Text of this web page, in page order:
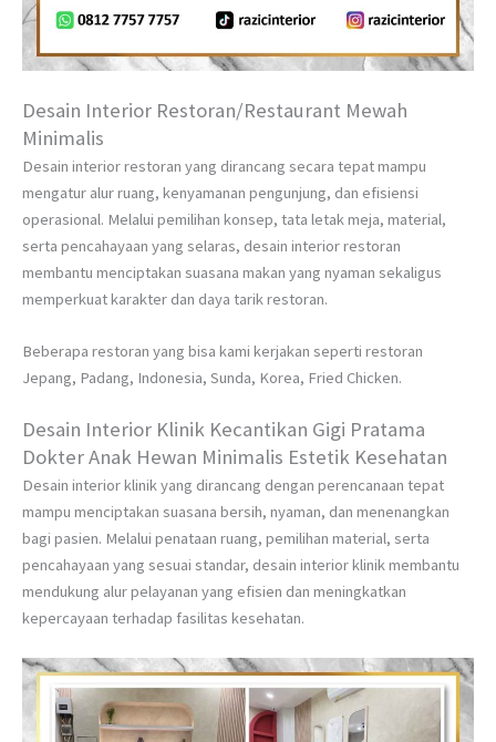
Desain Interior Restoran/Restaurant Mewah
Minimalis
Desain interior restoran yang dirancang secara tepat mampu
mengatur alur ruang, kenyamanan pengunjung, dan efisiensi
operasional. Melalui pemilihan konsep, tata letak meja, material,
serta pencahayaan yang selaras, desain interior restoran
membantu menciptakan suasana makan yang nyaman sekaligus
memperkuat karakter dan daya tarik restoran.
Beberapa restoran yang bisa kami kerjakan seperti restoran
Jepang, Padang, Indonesia, Sunda, Korea, Fried Chicken.
Desain Interior Klinik Kecantikan Gigi Pratama
Dokter Anak Hewan Minimalis Estetik Kesehatan
Desain interior klinik yang dirancang dengan perencanaan tepat
mampu menciptakan suasana bersih, nyaman, dan menenangkan
bagi pasien. Melalui penataan ruang, pemilihan material, serta
pencahayaan yang sesuai standar, desain interior klinik membantu
mendukung alur pelayanan yang efisien dan meningkatkan
kepercayaan terhadap fasilitas kesehatan.